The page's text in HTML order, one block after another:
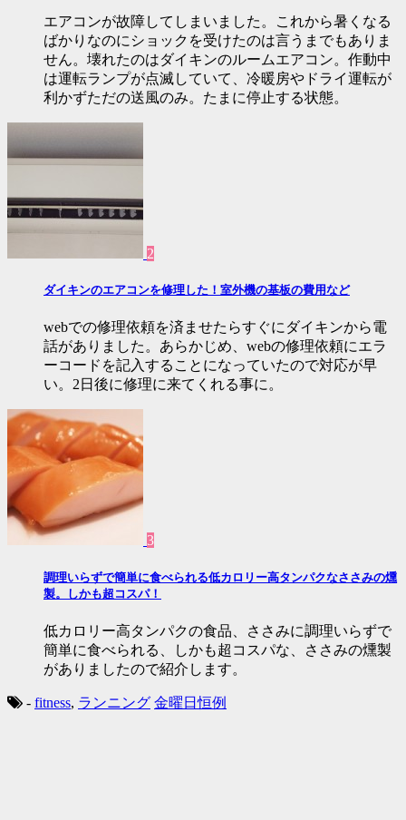
エアコンが故障してしまいました。これから暑くなる
ばかりなのにショックを受けたのは言うまでもありま
せん。壊れたのはダイキンのルームエアコン。作動中
は運転ランプが点滅していて、冷暖房やドライ運転が
利かずただの送風のみ。たまに停止する状態。
2
ダイキンのエアコンを修理した！室外機の基板の費用など
webでの修理依頼を済ませたらすぐにダイキンから電
話がありました。あらかじめ、webの修理依頼にエラ
ーコードを記入することになっていたので対応が早
い。2日後に修理に来てくれる事に。
3
調理いらずで簡単に食べられる低カロリー高タンパクなささみの燻
製。しかも超コスパ！
低カロリー高タンパクの食品、ささみに調理いらずで
簡単に食べられる、しかも超コスパな、ささみの燻製
がありましたので紹介します。
- fitness, ランニング 金曜日恒例